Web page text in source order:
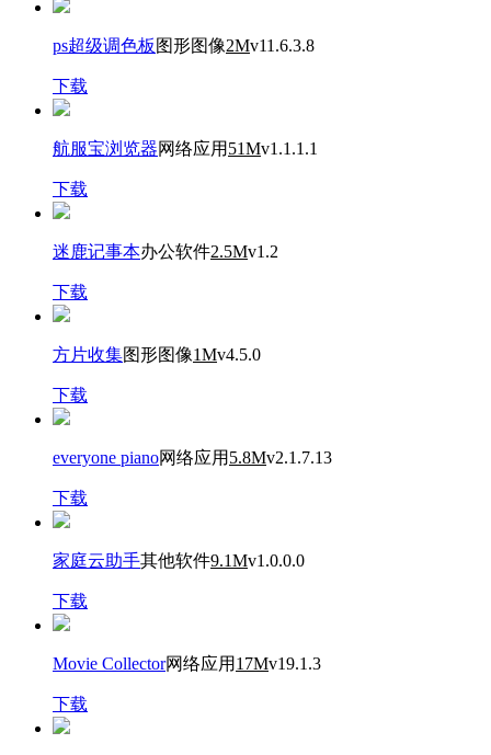
ps超级调色板 图形图像2Mv11.6.3.8
下载
航服宝浏览器网络应用 51Mv1.1.1.1
下载
迷鹿记事本办公软件2.5Mv1.2
下载
方片收集图形图像1Mv4.5.0
下载
everyone piano网络应用 5.8Mv2.1.7.13
下载
家庭云助手其他软件9.1Mv1.0.0.0
下载
Movie Collector网络应用 17Mv19.1.3
下载